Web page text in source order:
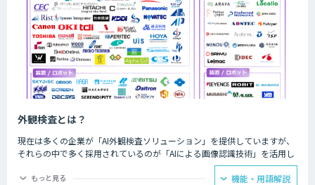
外観検査とは？
現在は多くの企業が「AI外観検査ソリューション」を提供していますが、
それらの中で多く採用されているのが「AIによる画像認識技術」を活用し
たものです。AIによる画像認識技術を活用することで、これまでの目視で
はもちろんのこと、画像検査機でも識別困難だった検査を実施することが
もっと見る 機能・用語解説